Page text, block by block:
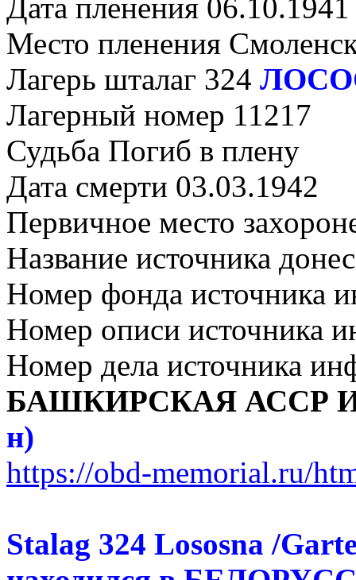
Дата пленения 06.10.1941
Место пленения
Лагерь шталаг 324
Лагерный номер 11217
Судьба Погиб в плену
Дата смерти 03.03.1942
Первичное место
Название источника
Номер фонда источника
Номер описи источника
Номер дела источника
БАШКИРСКАЯ АССР
н)
https://obd-memorial.ru/
Stalag 324 Lososna /